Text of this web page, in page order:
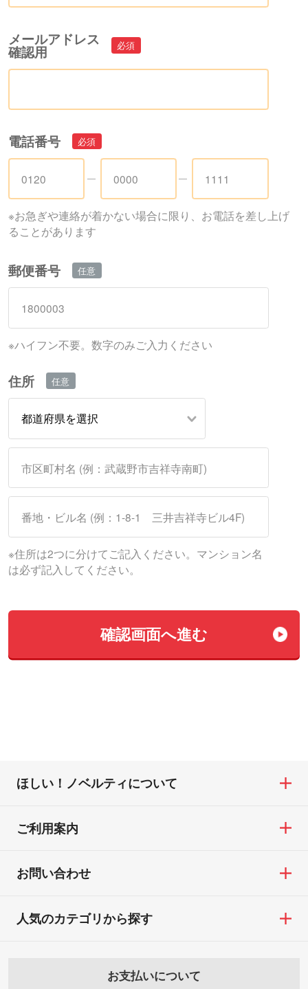
メールアドレス
確認用
電話番号
※お急ぎや連絡が着かない場合に限り、お電話を差し上げ
ることがあります
郵便番号
※ハイフン不要。数字のみご入力ください
住所
※住所は2つに分けてご記入ください。マンション名
は必ず記入してください。
確認画⾯へ進む
ほしい！ノベルティについて
ご利用案内
お問い合わせ
お支払いについて
人気のカテゴリから探す